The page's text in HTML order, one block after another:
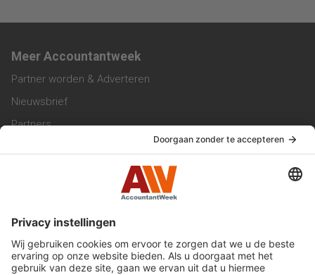
Meer Accountantweek
Partner worden & Adverteren
Nieuwsbrief
Partners
Werken bij ons
Privacy Statement